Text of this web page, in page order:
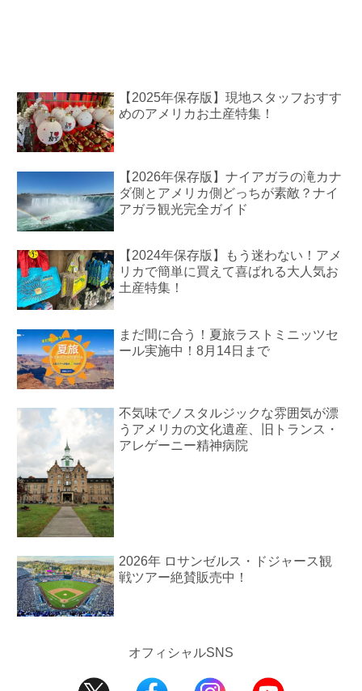
【2025年保存版】現地スタッフおすす
めのアメリカお土産特集！
【2026年保存版】ナイアガラの滝カナ
ダ側とアメリカ側どっちが素敵？ナイ
アガラ観光完全ガイド
【2024年保存版】もう迷わない！アメ
リカで簡単に買えて喜ばれる大人気お
土産特集！
まだ間に合う！夏旅ラストミニッツセ
ール実施中！8月14日まで
不気味でノスタルジックな雰囲気が漂
うアメリカの文化遺産、旧トランス・
アレゲーニー精神病院
2026年 ロサンゼルス・ドジャース観
戦ツアー絶賛販売中！
オフィシャルSNS